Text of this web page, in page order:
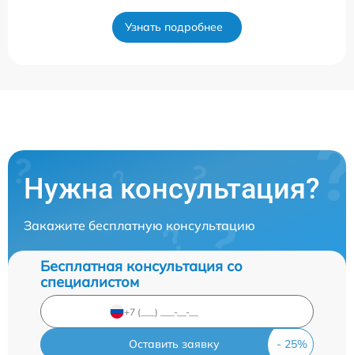
Узнать подробнее
Нужна консультация?
Закажите бесплатную консультацию
Бесплатная консультация со
специалистом
Оставить заявку